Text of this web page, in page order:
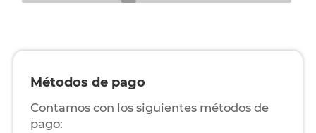
Métodos de pago
Contamos con los siguientes métodos de
pago: